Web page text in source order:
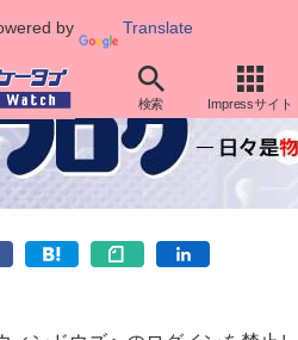
by Translate
検索 Impressサイト